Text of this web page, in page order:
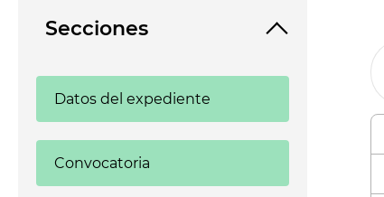
Secciones
Datos del expediente
Convocatoria